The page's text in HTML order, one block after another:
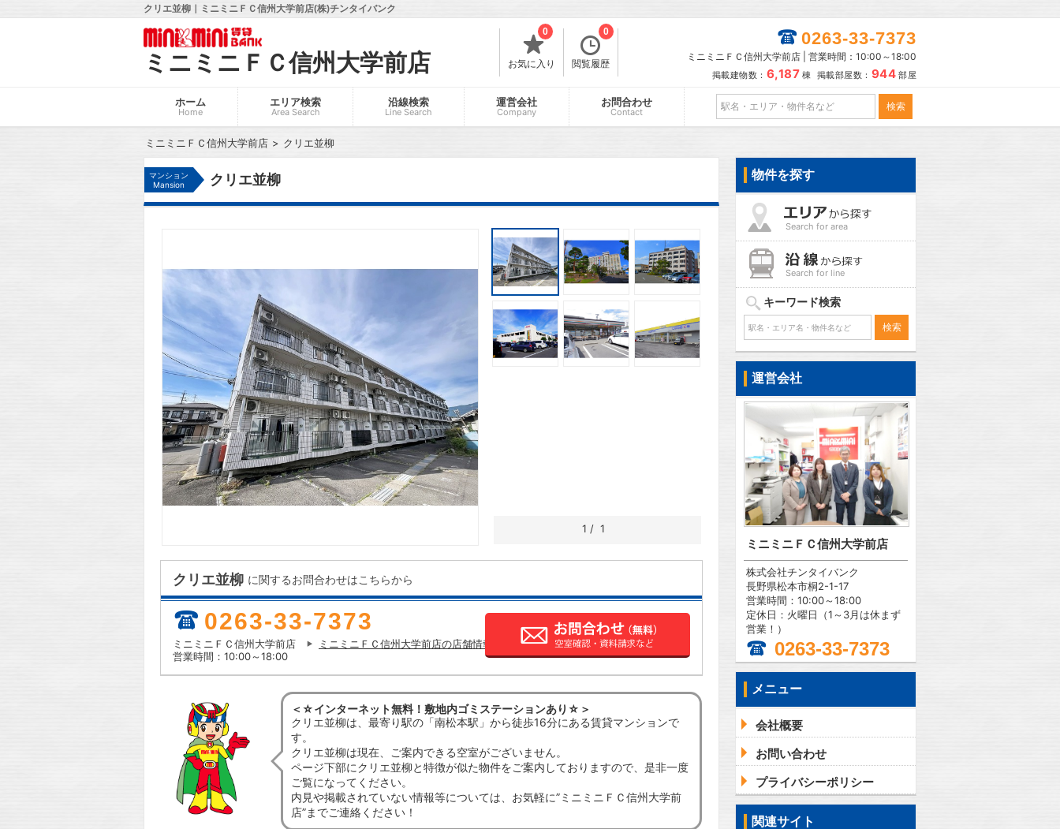
クリエ並柳｜ミニミニＦＣ信州大学前店(株)チンタイバンク
ミニミニＦＣ信州大学前店 お気に入り
0
閲覧履歴
0 0263-33-7373
ミニミニＦＣ信州大学前店 | 営業時間：10:00～18:00
掲載建物数： 6,187 棟 掲載部屋数： 944 部屋
ホーム
Home
エリア検索
Area Search
沿線検索
Line Search
運営会社
Company
お問合わせ
Contact
ミニミニＦＣ信州大学前店 クリエ並柳
マンション
Mansion
クリエ並柳
1 / 1
クリエ並柳 に関するお問合わせはこちらから
0263-33-7373
ミニミニＦＣ信州大学前店
ミニミニＦＣ信州大学前店の店舗情報
営業時間：10:00～18:00
＜☆インターネット無料！敷地内ゴミステーションあり☆＞
クリエ並柳は、最寄り駅の「南松本駅」から徒歩16分にある賃貸マンションで
す。
クリエ並柳は現在、ご案内できる空室がございません。
ページ下部にクリエ並柳と特徴が似た物件をご案内しておりますので、是非一度
ご覧になってください。
内見や掲載されていない情報等については、お気軽に”ミニミニＦＣ信州大学前
店”までご連絡ください！
物件を探す
Search for area
Search for line
キーワード検索
運営会社
ミニミニＦＣ信州大学前店
株式会社チンタイバンク
長野県松本市桐2-1-17
営業時間：10:00～18:00
定休日：火曜日（1～3月は休まず
営業！）
0263-33-7373
メニュー
会社概要
お問い合わせ
プライバシーポリシー
関連サイト